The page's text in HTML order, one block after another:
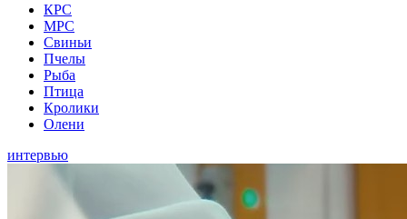
КРС
МРС
Свиньи
Пчелы
Рыба
Птица
Кролики
Олени
интервью